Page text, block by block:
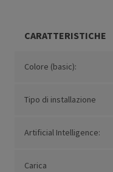
CARATTERISTICHE
Colore (basic):
Tipo di installazione
Artificial Intelligence:
Carica